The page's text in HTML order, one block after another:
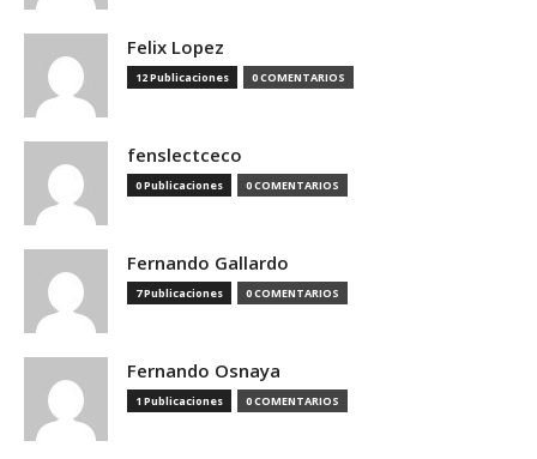
Felix Lopez
12 Publicaciones 0 COMENTARIOS
fenslectceco
0 Publicaciones 0 COMENTARIOS
Fernando Gallardo
7 Publicaciones 0 COMENTARIOS
Fernando Osnaya
1 Publicaciones 0 COMENTARIOS